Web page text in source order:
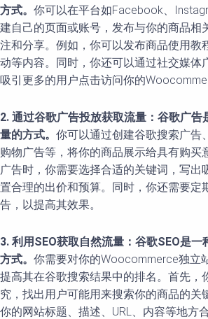
方式。 你可以在平台如Facebook、
建自己的页面或账号，发布与你的商品相
注和分享。例如，你可以发布商品使用教
动等内容。同时，你还可以通过社交媒体
吸引更多的用户点击访问你的
2. 通过谷歌广告投放获取流量：谷歌广告
量的方式。 你可以通过创建谷歌搜索广告
购物广告等，将你的商品展示给具有购买
广告时，你需要选择合适的关键词，写出
置合理的出价和预算。同时，你还需要定
告，以提高其效果。
3. 利用SEO获取自然流量：谷歌SEO是
方式。 你需要对你的Woocommerce独立
提高其在谷歌搜索结果中的排名。首先，
究，找出用户可能用来搜索你的商品的关
你的网站标题、描述、URL、内容等地方